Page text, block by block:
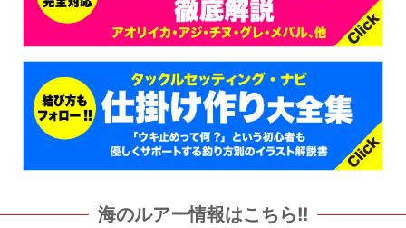
海のルアー情報はこちら!!